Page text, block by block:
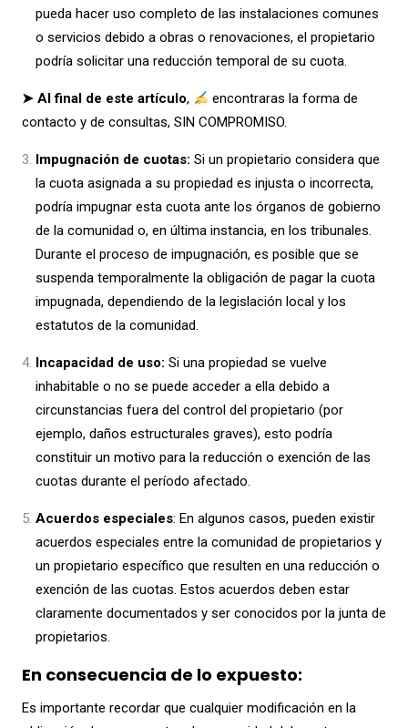
pueda hacer uso completo de las instalaciones comunes
o servicios debido a obras o renovaciones, el propietario
podría solicitar una reducción temporal de su cuota.
➤ Al final de este artículo,
encontraras la forma de
contacto y de consultas, SIN COMPROMISO.
Impugnación de cuotas: Si un propietario considera que
la cuota asignada a su propiedad es injusta o incorrecta,
podría impugnar esta cuota ante los órganos de gobierno
de la comunidad o, en última instancia, en los tribunales.
Durante el proceso de impugnación, es posible que se
suspenda temporalmente la obligación de pagar la cuota
impugnada, dependiendo de la legislación local y los
estatutos de la comunidad.
Incapacidad de uso: Si una propiedad se vuelve
inhabitable o no se puede acceder a ella debido a
circunstancias fuera del control del propietario (por
ejemplo, daños estructurales graves), esto podría
constituir un motivo para la reducción o exención de las
cuotas durante el período afectado.
Acuerdos especiales: En algunos casos, pueden existir
acuerdos especiales entre la comunidad de propietarios y
un propietario específico que resulten en una reducción o
exención de las cuotas. Estos acuerdos deben estar
claramente documentados y ser conocidos por la junta de
propietarios.
En consecuencia de lo expuesto:
Es importante recordar que cualquier modificación en la